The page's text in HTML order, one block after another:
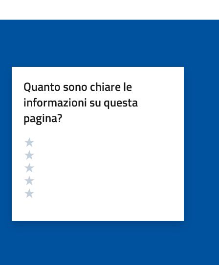
Quanto sono chiare le
informazioni su questa
pagina?
Valutazione